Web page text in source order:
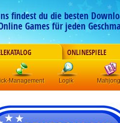
findest du die besten
Games für jeden
ONLINESPIELE
Management Logik Mahjong